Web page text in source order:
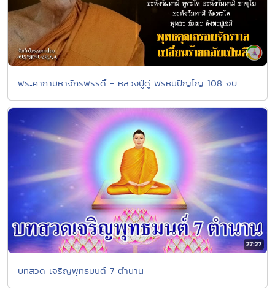
พระคาถามหาจักรพรรดิ์ - หลวงปู่ดู่ พรหมปัญโญ 108 จบ
บทสวด เจริญพุทธมนต์ 7 ตำนาน